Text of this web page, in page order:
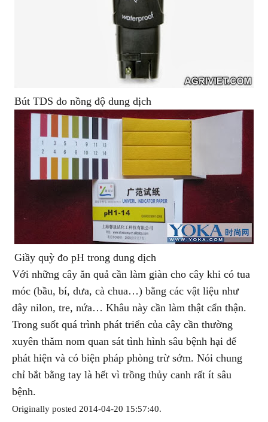
Bút TDS đo nồng độ dung dịch
Giầy quỳ đo pH trong dung dịch
Với những cây ăn quả cần làm giàn cho cây khi có tua
móc (bầu, bí, dưa, cà chua…) bằng các vật liệu như
dây nilon, tre, nứa… Khâu này cần làm thật cẩn thận.
Trong suốt quá trình phát triển của cây cần thường
xuyên thăm nom quan sát tình hình sâu bệnh hại để
phát hiện và có biện pháp phòng trừ sớm. Nói chung
chỉ bắt bằng tay là hết vì trồng thủy canh rất ít sâu
bệnh.
Originally posted 2014-04-20 15:57:40.